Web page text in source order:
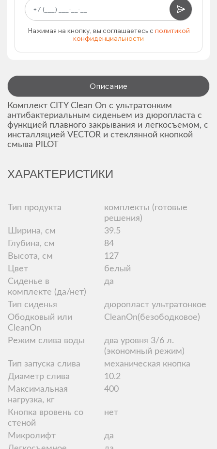
Нажимая на кнопку, вы соглашаетесь с политикой
конфиденциальности
Описание
Комплект CITY Clean On с ультратонким
антибактериальным сиденьем из дюропласта с
функцией плавного закрывания и легкосъемом, с
инсталляцией VECTOR и стеклянной кнопкой
смыва PILOT
ХАРАКТЕРИСТИКИ
Тип продукта
комплекты (готовые
решения)
Ширина, см
39.5
Глубина, см
84
Высота, см
127
Цвет
белый
Сиденье в
комплекте (да/нет)
да
Тип сиденья
дюропласт ультратонкое
Ободковый или
CleanOn
CleanOn(безободковое)
Режим слива воды
два уровня 3/6 л.
(экономный режим)
Тип запуска слива
механическая кнопка
Диаметр слива
10.2
Максимальная
нагрузка, кг
400
Кнопка вровень со
стеной
нет
Микролифт
да